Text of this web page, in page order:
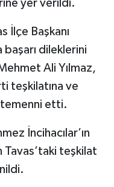
yer verildi.
İlçe Başkanı
başarı dileklerini
Ali Yılmaz,
teşkilatına ve
temenni etti.
İncihacılar’ın
Tavas’taki teşkilat